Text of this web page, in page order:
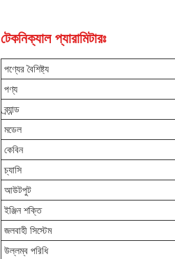
টেকনিক্যাল প্যারামিটারঃ
পণ্যের বৈশিষ্ট্য
পণ্য
ব্র্যান্ড
মডেল
কেবিন
চ্যাসি
আউটপুট
ইঞ্জিন শক্তি
জলবাহী সিস্টেম
উল্লম্ব পরিধি